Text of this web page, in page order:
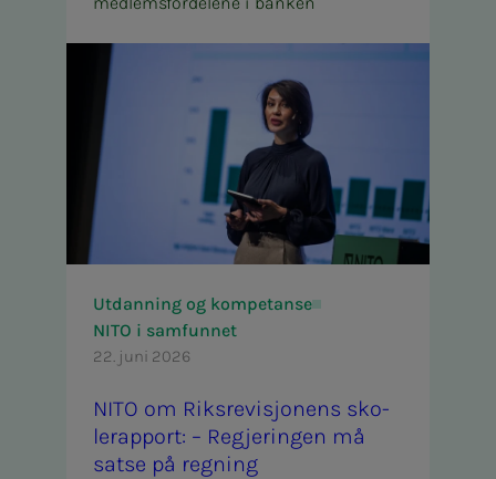
Utdanning og kompetanse
NITO i samfunnet
22. juni 2026
NITO om Riks­re­vi­­­sjo­­­nens sko­­­
le­rap­­­port: – Re­­­gje­rin­­­gen må
sat­­­se på reg­­­ning